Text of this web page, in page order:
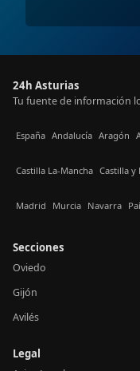
24h Asturias
Tu fuente de información
España Andalucía Aragón
Castilla La-Mancha Castilla y
Madrid Murcia Navarra
Secciones
Oviedo
Gijón
Avilés
Legal